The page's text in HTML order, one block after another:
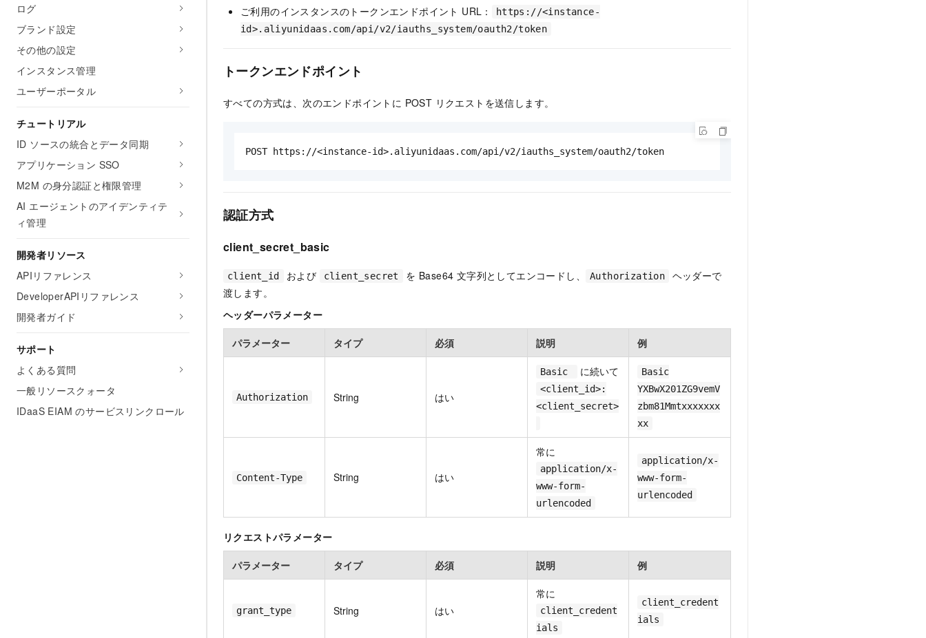
ログ
ブランド設定
その他の設定
インスタンス管理
ユーザーポータル
チュートリアル
ID ソースの統合とデータ同期
アプリケーション SSO
M2M の身分認証と権限管理
AI エージェントのアイデンティテ
ィ管理
開発者リソース
APIリファレンス
DeveloperAPIリファレンス
開発者ガイド
サポート
よくある質問
一般リソースクォータ
IDaaS EIAM のサービスリンクロール
ご利用のインスタンスのトークンエンドポイント URL：
https://<instance-
id>.aliyunidaas.com/api/v2/iauths_system/oauth2/token
トークンエンドポイント
すべての方式は、次のエンドポイントに POST リクエストを送信します。
POST https://<instance-id>.aliyunidaas.com/api/v2/iauths_system/oauth2/token
認証方式
client_secret_basic
client_id および client_secret を Base64 文字列としてエンコードし、 Authorization
ヘッダーで
渡します。
ヘッダーパラメーター
パラメーター タイプ 必須 説明 例
Authorization String はい
Basic に続いて
<client_id>:
<client_secret>
Basic
YXBwX201ZG9vemV
zbm81Mmtxxxxxxx
xx
Content-Type String はい
常に
application/x-
www-form-
urlencoded
application/x-
www-form-
urlencoded
リクエストパラメーター
パラメーター タイプ 必須 説明 例
grant_type String はい
常に
client_credent
ials
client_credent
ials